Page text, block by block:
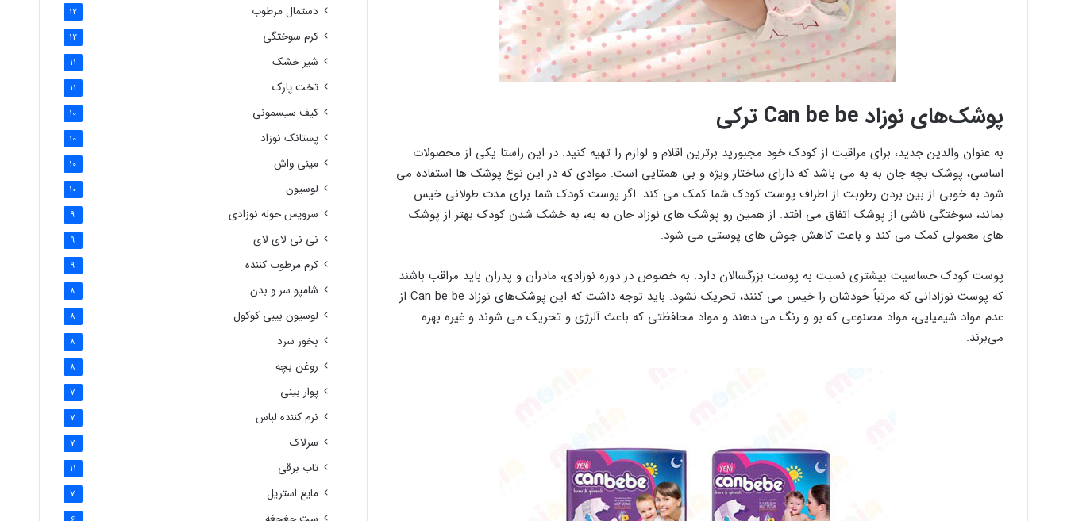
پوشک‌های نوزاد Can be be ترکی
به عنوان والدین جدید، برای مراقبت از کودک خود مجبورید برترین اقلام و لوازم را تهیه کنید. در این راستا یکی از محصولات
اساسی، پوشک بچه جان به به می باشد که دارای ساختار ویژه و بی همتایی است. موادی که در این نوع پوشک ها استفاده می
شود به خوبی از بین بردن رطوبت از اطراف پوست کودک شما کمک می کند. اگر پوست کودک شما برای مدت طولانی خیس
بماند، سوختگی ناشی از پوشک اتفاق می افتد. از همین رو پوشک های نوزاد جان به به، به خشک شدن کودک بهتر از پوشک
های معمولی کمک می کند و باعث کاهش جوش های پوستی می شود.
پوست کودک حساسیت بیشتری نسبت به پوست بزرگسالان دارد. به خصوص در دوره نوزادی، مادران و پدران باید مراقب باشند
که پوست نوزادانی که مرتباً خودشان را خیس می کنند، تحریک نشود. باید توجه داشت که این پوشک‌های نوزاد Can be be از
عدم مواد شیمیایی، مواد مصنوعی که بو و رنگ می دهند و مواد محافظتی که باعث آلرژی و تحریک می شوند و غیره بهره
می‌‌برند.
دستمال مرطوب 12
کرم سوختگی 12
شیر خشک 11
تخت پارک 11
کیف سیسمونی 10
پستانک نوزاد 10
مینی واش 10
لوسیون 10
سرویس حوله نوزادی 9
نی نی لای لای 9
کرم مرطوب کننده 9
شامپو سر و بدن 8
لوسیون بیبی کوکول 8
بخور سرد 8
روغن بچه 8
پوار بینی 7
نرم کننده لباس 7
سرلاک 7
تاب برقی 11
مایع استریل 7